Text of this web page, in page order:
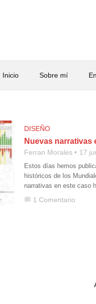
Inicio Sobre mí
DISEÑO
Nuevas narrativas
Ferran Morales 17
Estos días hemos
históricos de los
narrativas en este caso
chat_bubble 1 Comentario